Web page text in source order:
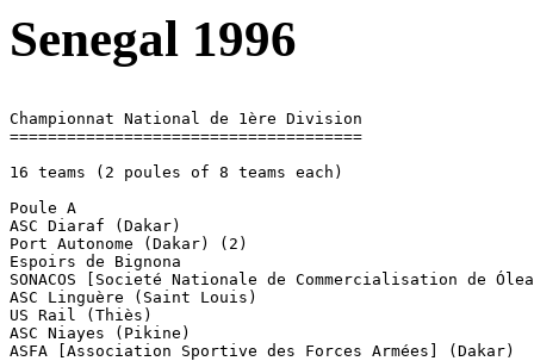
Senegal 1996
Championnat National de 1ère Division
=====================================
16 teams (2 poules of 8 teams each)
Poule A
ASC Diaraf (Dakar)
Port Autonome (Dakar) (2)
Espoirs de Bignona
SONACOS [Societé Nationale de Commercialisation de
ASC Linguère (Saint Louis)
US Rail (Thiès)
ASC Niayes (Pikine)
ASFA [Association Sportive des Forces Armées] (Dakar)